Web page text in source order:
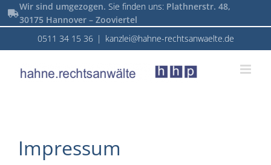
Zum
Inhalt
Wir sind umgezogen.Sie finden uns: Plathnerstr. 48,
30175 Hannover – Zooviertel
0511 34 15 36 | kanzlei@hahne-rechtsanwaelte.de
Impressum